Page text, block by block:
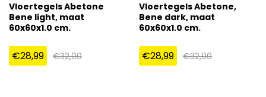
Vloertegels Abetone
Bene light, maat
60x60x1.0 cm.
€28,99 €32,00
Vloertegels Abetone,
Bene dark, maat
60x60x1.0 cm.
€28,99 €32,00